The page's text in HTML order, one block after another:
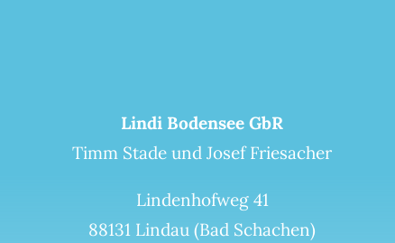
Lindi Bodensee GbR
Timm Stade und Josef Friesacher
Lindenhofweg 41
88131 Lindau (Bad Schachen)